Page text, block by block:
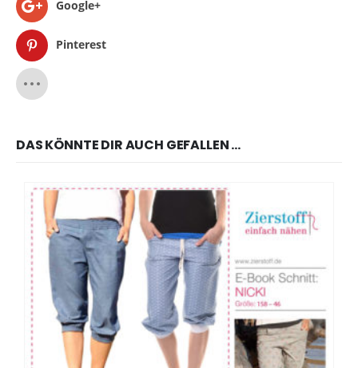
Google+
Pinterest
DAS KÖNNTE DIR AUCH GEFALLEN …